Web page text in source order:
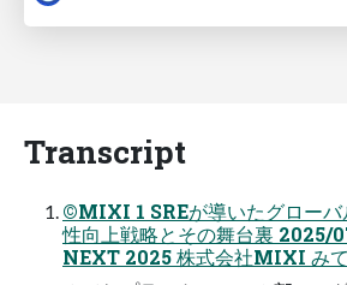
Transcript
©MIXI 1 SREが導いたグローバ
性向上戦略とその舞台裏 2025/
NEXT 2025 株式会社MIXI み